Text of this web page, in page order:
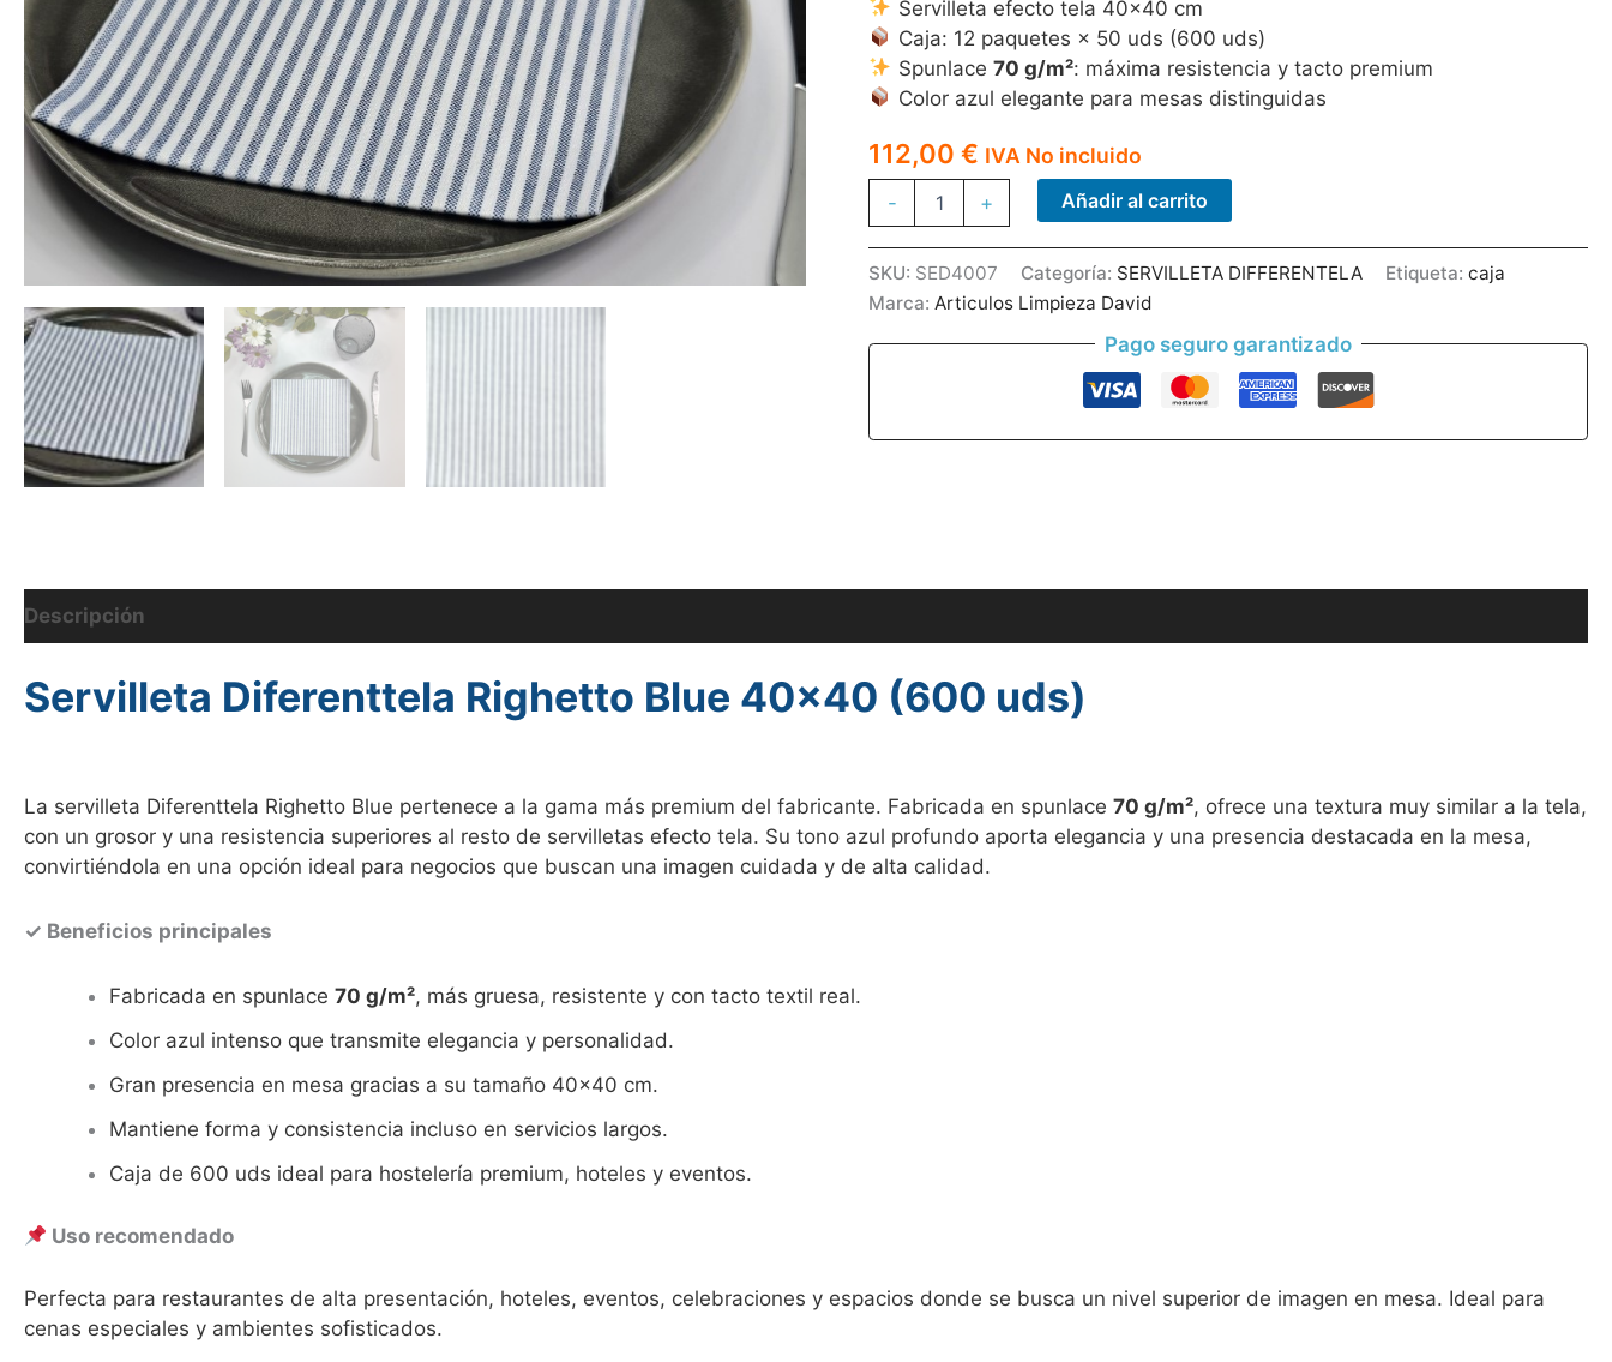
Servilleta efecto tela 40×40 cm
Caja: 12 paquetes × 50 uds (600 uds)
Spunlace 70 g/m²: máxima resistencia y tacto premium
Color azul elegante para mesas distinguidas
112,00€ IVA No incluido
-
DIFFERENTELA
BLUE
40*40
600U
+ Añadir al carrito
SKU: SED4007 Categoría: SERVILLETA DIFFERENTELA Etiqueta:caja
Marca: Articulos Limpieza David
Pago seguro garantizado
Descripción
Servilleta Diferenttela Righetto Blue 40×40 (600 uds)
La servilleta Diferenttela Righetto Blue pertenece a la gama más premium del fabricante. Fabricada en spunlace 70 g/m², ofrece una textura muy similar a la tela,
con un grosor y una resistencia superiores al resto de servilletas efecto tela. Su tono azul profundo aporta elegancia y una presencia destacada en la mesa,
convirtiéndola en una opción ideal para negocios que buscan una imagen cuidada y de alta calidad.
✓ Beneficios principales
Fabricada en spunlace 70 g/m², más gruesa, resistente y con tacto textil real.
Color azul intenso que transmite elegancia y personalidad.
Gran presencia en mesa gracias a su tamaño 40×40 cm.
Mantiene forma y consistencia incluso en servicios largos.
Caja de 600 uds ideal para hostelería premium, hoteles y eventos.
Uso recomendado
Perfecta para restaurantes de alta presentación, hoteles, eventos, celebraciones y espacios donde se busca un nivel superior de imagen en mesa. Ideal para
cenas especiales y ambientes sofisticados.